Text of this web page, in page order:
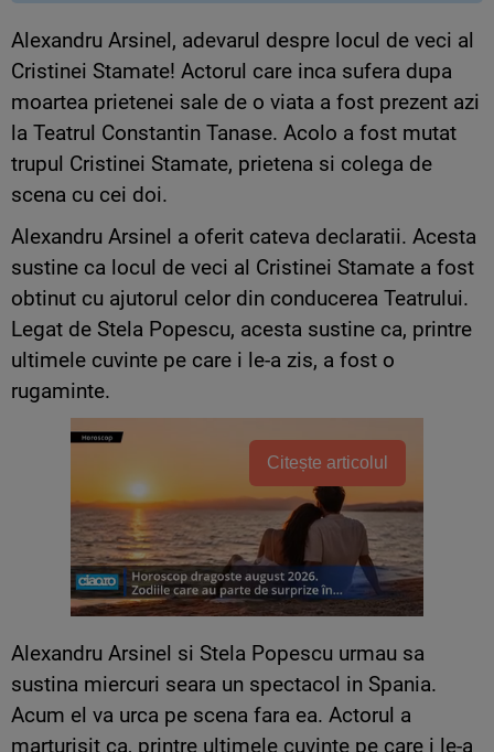
Alexandru Arsinel, adevarul despre locul de veci al
Cristinei Stamate! Actorul care inca sufera dupa
moartea prietenei sale de o viata a fost prezent azi
la Teatrul Constantin Tanase. Acolo a fost mutat
trupul Cristinei Stamate, prietena si colega de
scena cu cei doi.
Alexandru Arsinel a oferit cateva declaratii. Acesta
sustine ca locul de veci al Cristinei Stamate a fost
obtinut cu ajutorul celor din conducerea Teatrului.
Legat de Stela Popescu, acesta sustine ca, printre
ultimele cuvinte pe care i le-a zis, a fost o
rugaminte.
Citește articolul
Alexandru Arsinel si Stela Popescu urmau sa
sustina miercuri seara un spectacol in Spania.
Acum el va urca pe scena fara ea. Actorul a
marturisit ca, printre ultimele cuvinte pe care i le-a